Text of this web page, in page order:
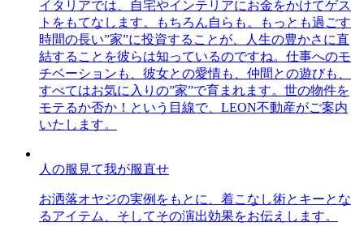
イタリアでは、自宅やインテリアにお金をかけてゲス
トをもてなします。もちろん自らも。もっとも過ごす
時間の長い”家”に投資することが、人生の豊かさに直
結することを彼らは知っているのですね。仕事へのモ
チベーションも、彼女との愛情も、仲間との遊びも、
すべてはお気に入りの”家”で育まれます。世の物件を
モテるか否か！という目線で、LEON不動産がご案内
いたします。
人の服見て我が服直せ
お洒落オヤジの実例をもとに、着こなし術とキーとな
るアイテム、そしてその演出効果をお伝えします。